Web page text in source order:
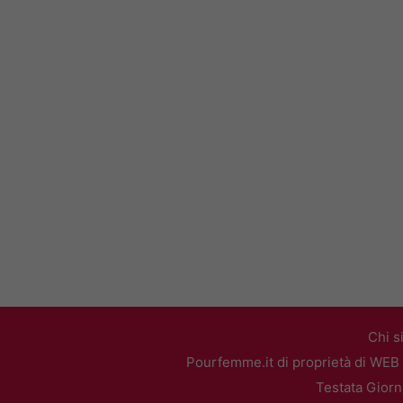
Chi
Pourfemme.it di proprietà di WEB
Testata